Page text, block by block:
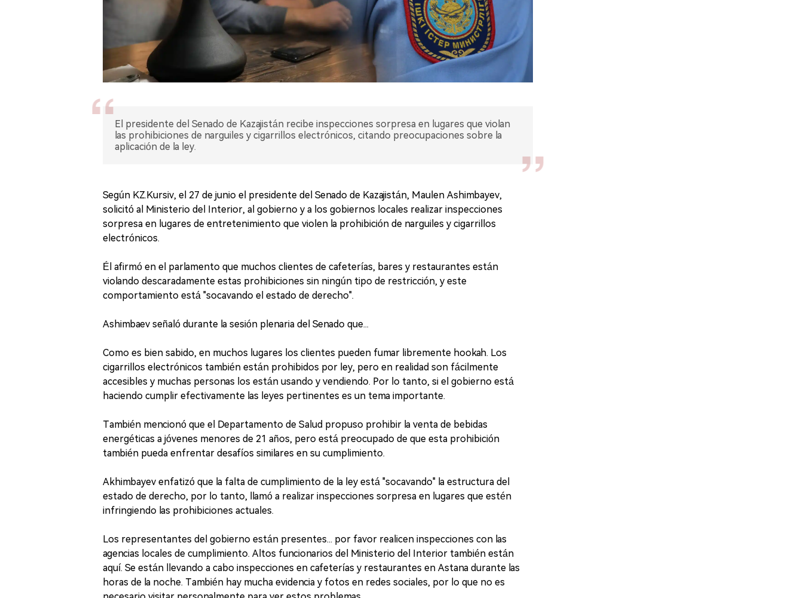
El presidente del Senado de Kazajistán recibe inspecciones sorpresa en lugares que violan
las prohibiciones de narguiles y cigarrillos electrónicos, citando preocupaciones sobre la
aplicación de la ley.
Según KZ.Kursiv, el 27 de junio el presidente del Senado de Kazajistán, Maulen Ashimbayev,
solicitó al Ministerio del Interior, al gobierno y a los gobiernos locales realizar inspecciones
sorpresa en lugares de entretenimiento que violen la prohibición de narguiles y cigarrillos
electrónicos.
Él afirmó en el parlamento que muchos clientes de cafeterías, bares y restaurantes están
violando descaradamente estas prohibiciones sin ningún tipo de restricción, y este
comportamiento está "socavando el estado de derecho".
Ashimbaev señaló durante la sesión plenaria del Senado que...
Como es bien sabido, en muchos lugares los clientes pueden fumar libremente hookah. Los
cigarrillos electrónicos también están prohibidos por ley, pero en realidad son fácilmente
accesibles y muchas personas los están usando y vendiendo. Por lo tanto, si el gobierno está
haciendo cumplir efectivamente las leyes pertinentes es un tema importante.
También mencionó que el Departamento de Salud propuso prohibir la venta de bebidas
energéticas a jóvenes menores de 21 años, pero está preocupado de que esta prohibición
también pueda enfrentar desafíos similares en su cumplimiento.
Akhimbayev enfatizó que la falta de cumplimiento de la ley está "socavando" la estructura del
estado de derecho, por lo tanto, llamó a realizar inspecciones sorpresa en lugares que estén
infringiendo las prohibiciones actuales.
Los representantes del gobierno están presentes... por favor realicen inspecciones con las
agencias locales de cumplimiento. Altos funcionarios del Ministerio del Interior también están
aquí. Se están llevando a cabo inspecciones en cafeterías y restaurantes en Astana durante las
horas de la noche. También hay mucha evidencia y fotos en redes sociales, por lo que no es